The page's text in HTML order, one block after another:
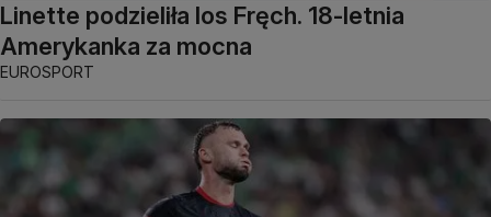
Linette podzieliła los Fręch. 18-letnia
Amerykanka za mocna
EUROSPORT